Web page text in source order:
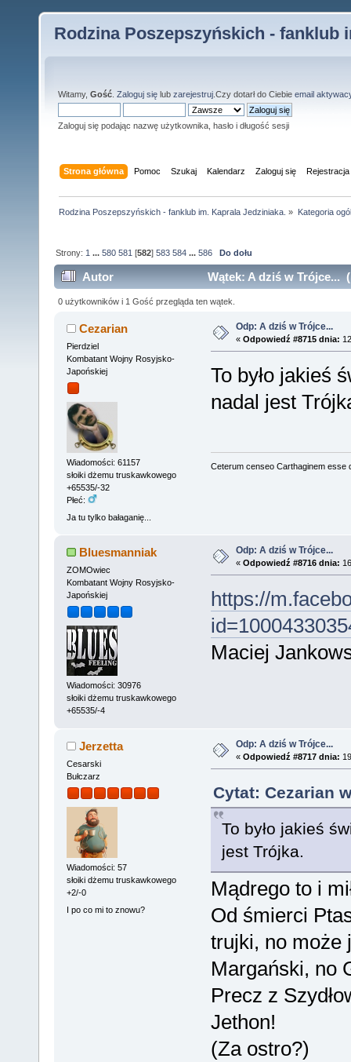
Rodzina Poszepszyńskich - fanklub
Witamy, Gość Zaloguj się lub zarejestruj .Czy dotarł do Ciebie email
Zaloguj się podając nazwę użytkownika, hasło i długość sesji
Strona główna Pomoc Szukaj Kalendarz Zaloguj się Rejestracja
Rodzina Poszepszyńskich - fanklub im. Kaprala Jedziniaka. » Kategoria
Strony: 1 ...580 581 [582]583 584 ...586 Do dołu
Autor Wątek: A dziś w Trójce...
0 użytkowników i 1 Gość przegląda ten wątek.
Cezarian
Pierdziel
Kombatant Wojny Rosyjsko-
Japońskiej
Wiadomości: 61157
słoiki dżemu truskawkowego
+65535/-32
Płeć:
Ja tu tylko bałaganię...
Odp: A dziś w Trójce...
« Odpowiedź #8715 dnia:
To było jakieś
nadal jest
Ceterum censeo Carthaginem esse
Bluesmanniak
ZOMOwiec
Kombatant Wojny Rosyjsko-
Japońskiej
Wiadomości: 30976
słoiki dżemu truskawkowego
+65535/-4
Odp: A dziś w Trójce...
« Odpowiedź #8716 dnia:
https://
Maciej
Jerzetta
Cesarski
Bułczarz
Wiadomości: 57
słoiki dżemu truskawkowego
+2/-0
I po co mi to znowu?
Odp: A dziś w Trójce...
« Odpowiedź #8717 dnia:
Cytat: Cezarian
To było jakieś
jest Trójka.
Mądrego to i
Od śmierci
trujki, no może
Margański, no
Precz z
Jethon!
(Za ostro?)